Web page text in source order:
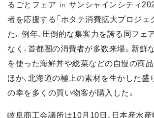
るごとフェア ㏌ サンシャインシティ
者を応援する「ホタテ消費拡大プロジェ
た。例年、圧倒的な集客力を誇る同フェ
なく、首都圏の消費者が多数来場。新鮮
を使った海鮮丼や総菜などの自慢の商
ほか、北海道の極上の素材を生かした盛
の幸を多くの買い物客が購入した。
岐阜商工会議所は10月10日、日本産水